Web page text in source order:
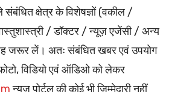
क्षेत्र के विशेषज्ञों (वकील /
/ डॉक्टर / न्यूज़ एजेंसी / अन्य
जरूर लें। अतः संबंधित खबर एवं उपयोग
विडियो एवं ऑडिओ को लेकर
न्यूज पोर्टल की कोई भी जिम्मेदारी नहीं